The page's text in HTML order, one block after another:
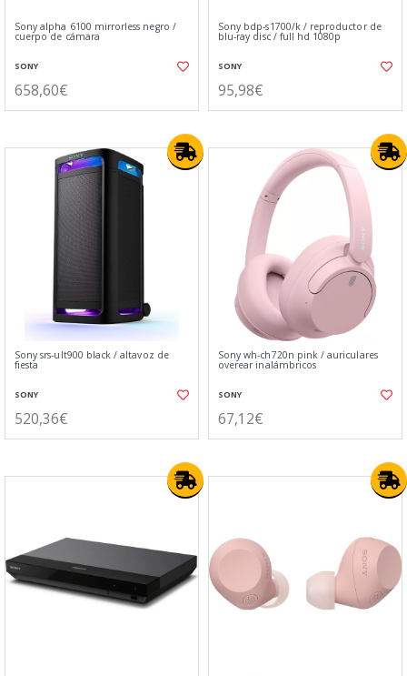
Sony alpha 6100 mirrorless negro /
cuerpo de cámara
SONY
658,60€
Sony bdp-s1700/k / reproductor de
blu-ray disc / full hd 1080p
SONY
95,98€
Sony srs-ult900 black / altavoz de
fiesta
SONY
520,36€
Sony wh-ch720n pink / auriculares
overear inalámbricos
SONY
67,12€